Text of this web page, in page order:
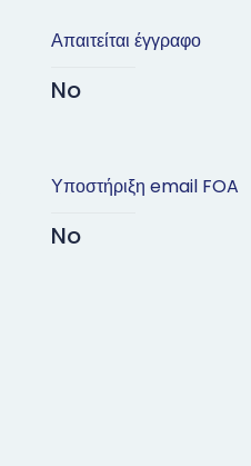
Απαιτείται έγγραφο
No
Υποστήριξη email FOA
No